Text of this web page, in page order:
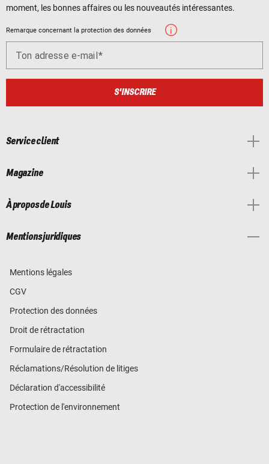
moment, les bonnes affaires ou les nouveautés intéressantes.
Remarque concernant la protection des données
Ton adresse e-mail
S'INSCRIRE
Service client
Magazine
À propos de Louis
Mentions juridiques
Mentions légales
CGV
Protection des données
Droit de rétractation
Formulaire de rétractation
Réclamations/Résolution de litiges
Déclaration d'accessibilité
Protection de l'environnement